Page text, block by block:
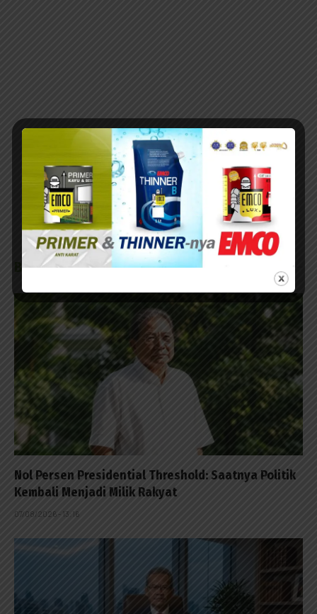
BERITA TERKAIT
Nol Persen Presidential Threshold: Saatnya Politik
Kembali Menjadi Milik Rakyat
07/08/2026 - 13:16